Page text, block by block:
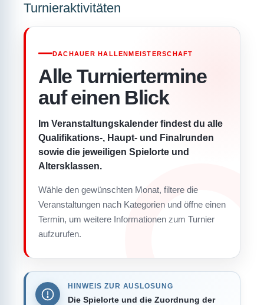
Turnieraktivitäten
DACHAUER HALLENMEISTERSCHAFT
Alle Turniertermine
auf einen Blick
Im Veranstaltungskalender findest du alle
Qualifikations-, Haupt- und Finalrunden
sowie die jeweiligen Spielorte und
Altersklassen.
Wähle den gewünschten Monat, filtere die
Veranstaltungen nach Kategorien und öffne einen
Termin, um weitere Informationen zum Turnier
aufzurufen.
HINWEIS ZUR AUSLOSUNG
Die Spielorte und die Zuordnung der